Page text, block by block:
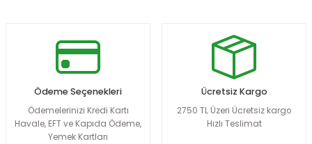
Ödeme Seçenekleri
Ödemelerinizi Kredi Kartı
Havale, EFT ve Kapıda Ödeme,
Yemek Kartları
Ücretsiz Kargo
2750 TL Üzeri Ücretsiz kargo
Hızlı Teslimat